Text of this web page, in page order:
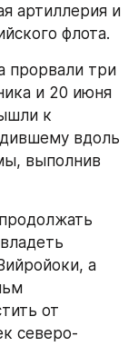
артиллерия и
флота.
прорвали три
и 20 июня
к
вдоль
выполнив
а
от
северо-